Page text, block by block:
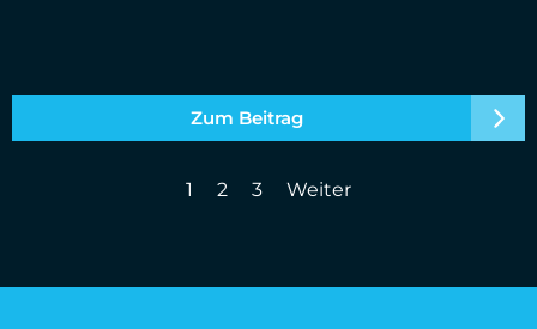
Zum Beitrag
1 2 3 Weiter